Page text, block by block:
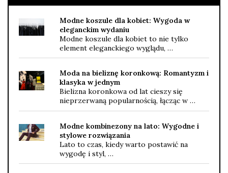
Modne koszule dla kobiet: Wygoda w
eleganckim wydaniu
Modne koszule dla kobiet to nie tylko
element eleganckiego wyglądu, …
Moda na bieliznę koronkową: Romantyzm i
klasyka w jednym
Bielizna koronkowa od lat cieszy się
nieprzerwaną popularnością, łącząc w …
Modne kombinezony na lato: Wygodne i
stylowe rozwiązania
Lato to czas, kiedy warto postawić na
wygodę i styl, …